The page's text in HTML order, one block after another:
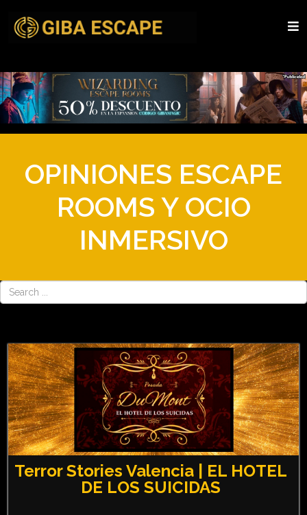
OPINIONES ESCAPE
ROOMS Y OCIO
INMERSIVO
Terror Stories Valencia | EL HOTEL
DE LOS SUICIDAS